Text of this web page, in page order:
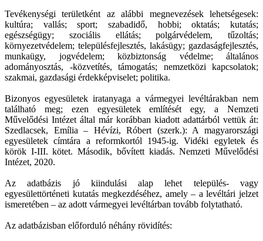
Tevékenységi területként az alábbi megnevezések lehetségesek:
kultúra; vallás; sport; szabadidő, hobbi; oktatás; kutatás;
egészségügy; szociális ellátás; polgárvédelem, tűzoltás;
környezetvédelem; településfejlesztés, lakásügy; gazdaságfejlesztés,
munkaügy, jogvédelem; közbiztonság védelme; általános
adományosztás, -közvetítés, támogatás; nemzetközi kapcsolatok;
szakmai, gazdasági érdekképviselet; politika.
Bizonyos egyesületek iratanyaga a vármegyei levéltárakban nem
található meg; ezen egyesületek említését egy, a Nemzeti
Művelődési Intézet által már korábban kiadott adattárból vettük át:
Szedlacsek, Emília – Hévízi, Róbert (szerk.): A magyarországi
egyesületek címtára a reformkortól 1945-ig. Vidéki egyletek és
körök I-III. kötet. Második, bővített kiadás. Nemzeti Művelődési
Intézet, 2020.
Az adatbázis jó kiindulási alap lehet település- vagy
egyesülettörténeti kutatás megkezdéséhez, amely – a levéltári jelzet
ismeretében – az adott vármegyei levéltárban tovább folytatható.
Az adatbázisban előforduló néhány rövidítés: